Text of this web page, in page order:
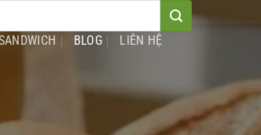
BLOG LIÊN HỆ